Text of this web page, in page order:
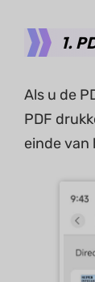
1.
Als u de
PDF
einde van